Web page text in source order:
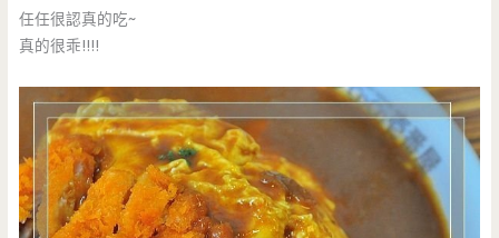
任任很認真的吃~
真的很乖!!!!